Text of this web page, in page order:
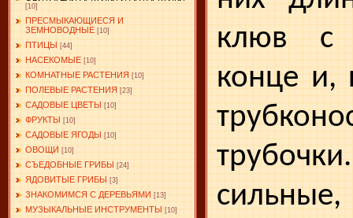
[10]
ПРЕСМЫКАЮЩИЕСЯ И
ЗЕМНОВОДНЫЕ [10]
ПТИЦЫ [44]
НАСЕКОМЫЕ [10]
КОМНАТНЫЕ РАСТЕНИЯ [10]
ПОЛЕВЫЕ РАСТЕНИЯ [23]
САДОВЫЕ ЦВЕТЫ [10]
ФРУКТЫ [10]
САДОВЫЕ ЯГОДЫ [10]
ОВОЩИ [10]
СЪЕДОБНЫЕ ГРИБЫ [24]
ЯДОВИТЫЕ ГРИБЫ [3]
ЗНАКОМИМСЯ С ДЕРЕВЬЯМИ [13]
МУЗЫКАЛЬНЫЕ ИНСТРУМЕНТЫ [10]
клюв с
конце и,